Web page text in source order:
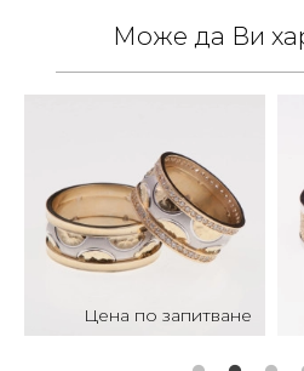
Може да Ви
Цена по запитване